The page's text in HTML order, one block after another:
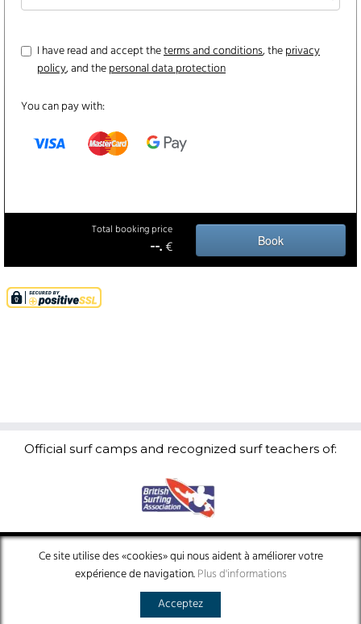
I have read and accept theterms and conditions, theprivacy
policy, and thepersonal data protection
You can pay with:
Total booking price
Book
--.€
Official surf camps and recognized surf teachers of:
Terms and conditions Privacy policy Legal notice
Jobs
Ce site utilise des «cookies» qui nous aident à améliorer votre
expérience de navigation.Plus d'informations
Acceptez